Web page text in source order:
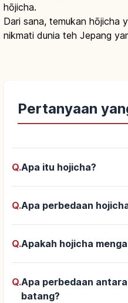
hōjicha.
Dari sana, temukan hōjicha
nikmati dunia teh Jepang
Pertanyaan
Q.Apa itu hojicha?
Q.Apa perbedaan
Q.Apakah hojicha
Q.Apa perbedaan
batang?